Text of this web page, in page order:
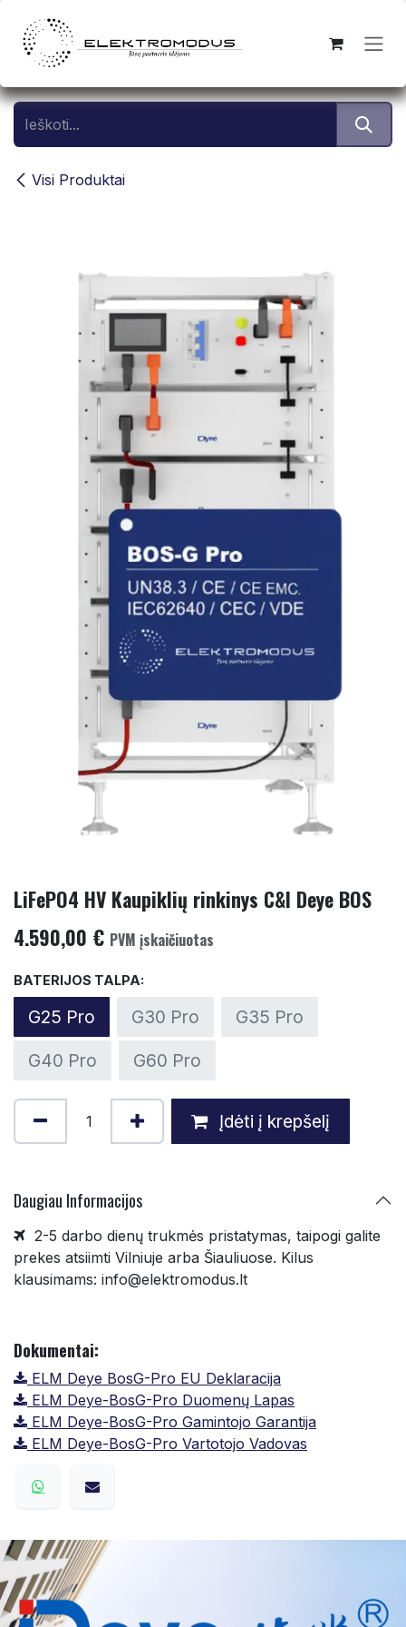
Visi Produktai
LiFePO4 HV Kaupiklių rinkinys C&I Deye BOS
4.590,00 € PVM įskaičiuotas
BATERIJOS TALPA:
G25 Pro G30 Pro
G35 Pro
G40 Pro
G60 Pro
Įdėti į krepšelį
Daugiau Informacijos
2-5 darbo dienų trukmės pristatymas, taipogi galite
prekes atsiimti Vilniuje arba Šiauliuose. Kilus
klausimams: info@elektromodus.lt
Dokumentai:
ELM Deye BosG-Pro EU Deklaracija
ELM Deye-BosG-Pro Duomenų Lapas
ELM Deye-BosG-Pro Gamintojo Garantija
ELM Deye-BosG-Pro Vartotojo Vadovas